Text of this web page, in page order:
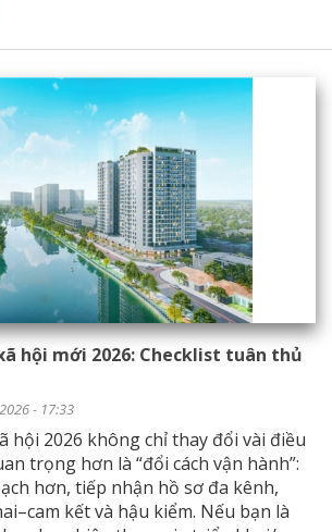
hội mới 2026: Checklist tuân thủ
- 17:33
hội 2026 không chỉ thay đổi vài điều
trọng hơn là “đổi cách vận hành”:
hơn, tiếp nhận hồ sơ đa kênh,
kết và hậu kiểm. Nếu bạn là